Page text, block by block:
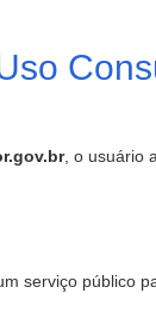
, o usuário
serviço público